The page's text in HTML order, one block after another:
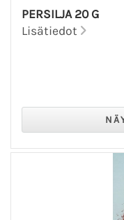
PERSILJA 20 G
Lisätiedot